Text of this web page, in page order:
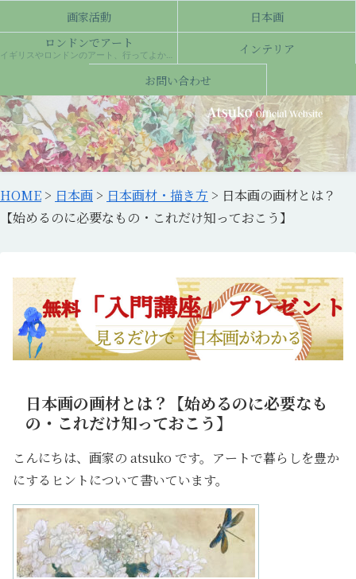
画家活動
日本画
ロンドンでアート
イギリスやロンドンのアート、行ってよかった場所について
インテリア
お問い合わせ
HOME > 日本画 > 日本画材・描き方 > 日本画の画材とは？
【始めるのに必要なもの・これだけ知っておこう】
日本画の画材とは？【始めるのに必要なも
の・これだけ知っておこう】
こんにちは、画家の atsuko です。アートで暮らしを豊か
にするヒントについて書いています。